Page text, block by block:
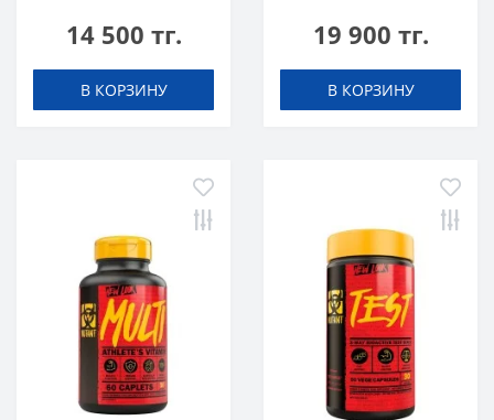
14 500 тг.
В КОРЗИНУ
19 900 тг.
В КОРЗИНУ